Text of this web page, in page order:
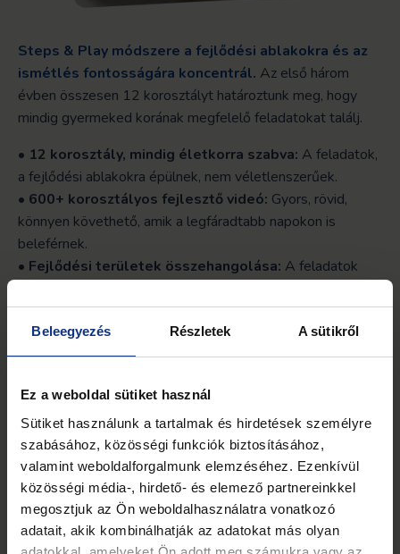
Beleegyezés Részletek A sütikről
Ez a weboldal sütiket használ
Sütiket használunk a tartalmak és hirdetések személyre
szabásához, közösségi funkciók biztosításához,
valamint weboldalforgalmunk elemzéséhez. Ezenkívül
közösségi média-, hirdető- és elemező partnereinkkel
megosztjuk az Ön weboldalhasználatra vonatkozó
adatait, akik kombinálhatják az adatokat más olyan
Steps & Play módszere a fejlődési ablakokra és az
ismétlés fontosságára koncentrál. Az első három
évben összesen 12 korosztályt határoztunk meg, hogy
mindig gyermeked korának megfelelő feladatokat találj.
• 12 korosztály, mindig életkorra szabva: A feladatok,
a fejlődési ablakokra épülnek, nem véletlenszerűek.
• 600+ korosztályos fejlesztő videó: Gyors, rövid,
könnyen követhető, amik a legfáradtabb napokon is
beleférnek.
• Fejlődési területek összehangolása: A feladatok
figyelemre, érzelmi biztonságra. Ezért érzel majd gyors
fejlődést.
állnak rendelkezésre, így egy-egy feladatot
többféleképpen tudtok kivitelezni.
Az ismétlésekkel és
gyakorlásokkal javul a koordináció, látható a fejlődés.
Szakértőink közreműködésével lépésről lépésre
dolgoztuk ki a Steps & Play módszertanát, amely
segítségével támogatni tudod gyermekedet, hogy
minden készséget az arra legalkalmasabb időben